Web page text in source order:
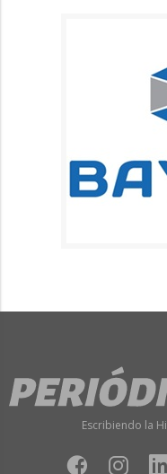
Escribiendo la